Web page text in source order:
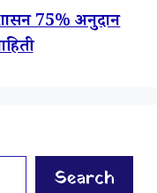
75% अनुदान
Search